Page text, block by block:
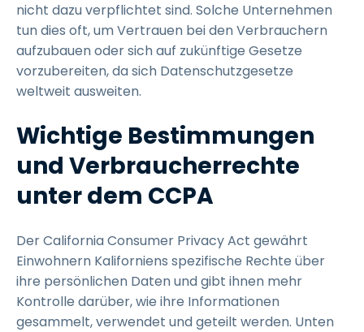
nicht dazu verpflichtet sind. Solche Unternehmen
tun dies oft, um Vertrauen bei den Verbrauchern
aufzubauen oder sich auf zukünftige Gesetze
vorzubereiten, da sich Datenschutzgesetze
weltweit ausweiten.
Wichtige Bestimmungen
und Verbraucherrechte
unter dem CCPA
Der California Consumer Privacy Act gewährt
Einwohnern Kaliforniens spezifische Rechte über
ihre persönlichen Daten und gibt ihnen mehr
Kontrolle darüber, wie ihre Informationen
gesammelt, verwendet und geteilt werden. Unten